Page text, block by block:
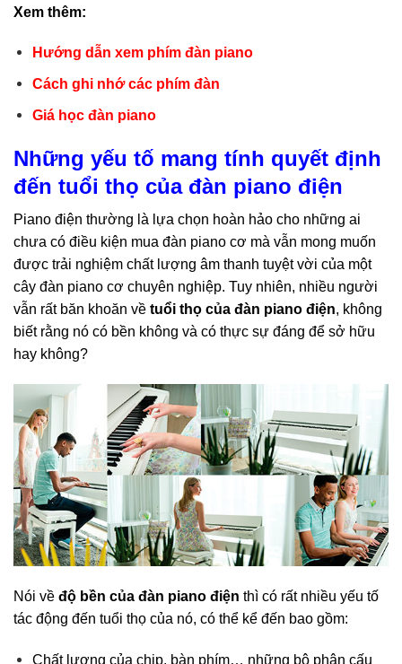
Xem thêm:
Hướng dẫn xem phím đàn piano
Cách ghi nhớ các phím đàn
Giá học đàn piano
Những yếu tố mang tính quyết định
đến tuổi thọ của đàn piano điện
Piano điện thường là lựa chọn hoàn hảo cho những ai
chưa có điều kiện mua đàn piano cơ mà vẫn mong muốn
được trải nghiệm chất lượng âm thanh tuyệt vời của một
cây đàn piano cơ chuyên nghiệp. Tuy nhiên, nhiều người
vẫn rất băn khoăn về tuổi thọ của đàn piano điện, không
biết rằng nó có bền không và có thực sự đáng để sở hữu
hay không?
Nói về độ bền của đàn piano điện thì có rất nhiều yếu tố
tác động đến tuổi thọ của nó, có thể kể đến bao gồm:
Chất lượng của chip, bàn phím… những bộ phận cấu